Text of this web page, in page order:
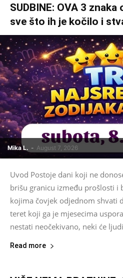
SUDBINE: OVA 3
sve što ih je kočilo i
Mika L. - August 7, 2026
Uvod Postoje dani koji ne
brišu granicu između prošlosti i
kojima čovjek odjednom shvati
teret koji ga je mjesecima
nestati neočekivano, neki će
Read more